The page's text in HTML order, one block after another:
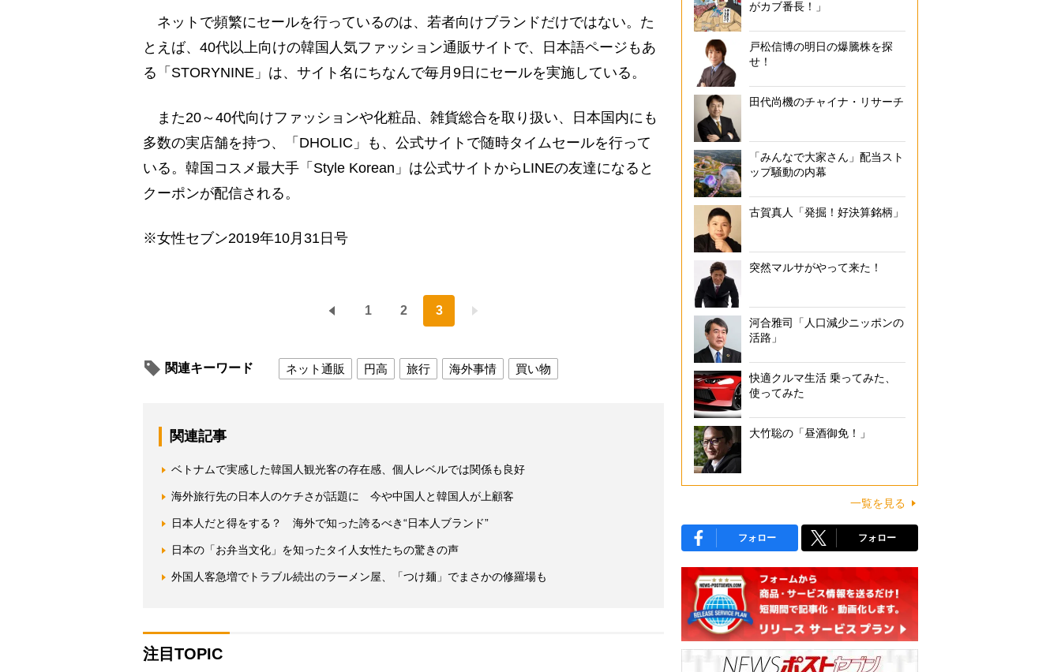
ネットで頻繁にセールを行っているのは、若者向けブランドだけではない。た
とえば、40代以上向けの韓国人気ファッション通販サイトで、日本語ページもあ
る「STORYNINE」は、サイト名にちなんで毎月9日にセールを実施している。
また20～40代向けファッションや化粧品、雑貨総合を取り扱い、日本国内にも
多数の実店舗を持つ、「DHOLIC」も、公式サイトで随時タイムセールを行って
いる。韓国コスメ最大手「Style Korean」は公式サイトからLINEの友達になると
クーポンが配信される。
※女性セブン2019年10月31日号
1 2 3
関連キーワード ネット通販 円高 旅行 海外事情 買い物
関連記事
ベトナムで実感した韓国人観光客の存在感、個人レベルでは関係も良好
海外旅行先の日本人のケチさが話題に 今や中国人と韓国人が上顧客
日本人だと得をする？ 海外で知った誇るべき“日本人ブランド”
日本の「お弁当文化」を知ったタイ人女性たちの驚きの声
外国人客急増でトラブル続出のラーメン屋、「つけ麺」でまさかの修羅場も
注目TOPIC
がカブ番長！」
戸松信博の明日の爆騰株を探
せ！
田代尚機のチャイナ・リサーチ
「みんなで大家さん」配当スト
ップ騒動の内幕
古賀真人「発掘！好決算銘柄」
突然マルサがやって来た！
河合雅司「人口減少ニッポンの
活路」
快適クルマ生活 乗ってみた、
使ってみた
大竹聡の「昼酒御免！」
一覧を見る
フォロー フォロー